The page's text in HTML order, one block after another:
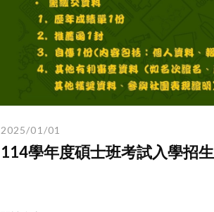
2025/01/01
114學年度碩士班考試入學招生